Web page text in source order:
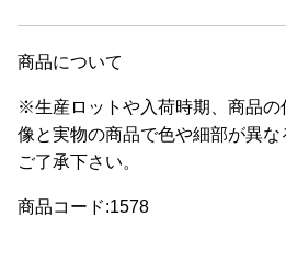
が
り
ま
す。
オ
商品について
※生産ロットや入荷時期、商品の
像と実物の商品で色や細部が異
ご了承下さい。
商品コード:1578